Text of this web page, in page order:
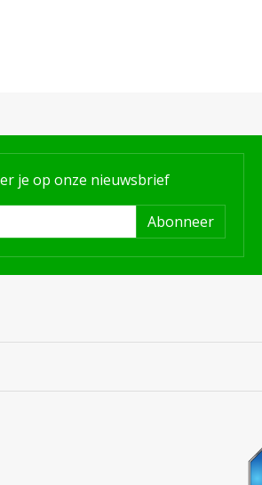
je op onze nieuwsbrief
Abonneer